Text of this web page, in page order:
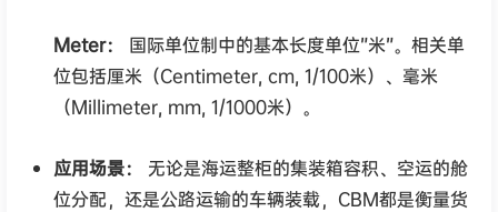
Meter：
国际单位制中的基本长度单位”米”。相关单
位包括厘米（Centimeter, cm, 1/100米）、毫米
（Millimeter, mm, 1/1000米）。
应用场景：
无论是海运整柜的集装箱容积、空运的舱
位分配，还是公路运输的车辆装载，CBM都是衡量货